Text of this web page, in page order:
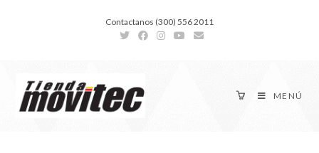
Contactanos (300) 556 2011
MENÚ